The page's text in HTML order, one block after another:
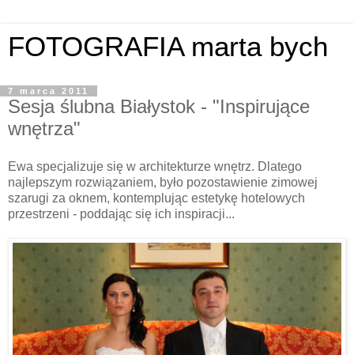
FOTOGRAFIA marta bych
7 marca 2011
Sesja ślubna Białystok - "Inspirujące
wnętrza"
Ewa specjalizuje się w architekturze wnętrz. Dlatego
najlepszym rozwiązaniem, było pozostawienie zimowej
szarugi za oknem, kontemplując estetykę hotelowych
przestrzeni - poddając się ich inspiracji...